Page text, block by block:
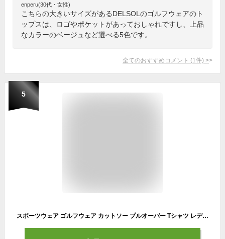
enperu(30代・女性)
こちらの大きいサイズがあるDELSOLのゴルフウェアのト
ップスは、ロゴやポケットがあっておしゃれですし、上品
なカラーのベージュなど選べる5色です。
全てのおすすめコメント (1 件) >
5
スポーツウェア ゴルフウェア カットソー プルオーバー Tシャツ レディース メンズ 男女兼用 ユニセックス 春 冬 秋 大きいサイズ 高身長 ハイネック 長袖 スポーツ スウェット ロンT ストレッチ 伸縮性 M L XL 3L 4L LUXE/R ラグジュ ブランド